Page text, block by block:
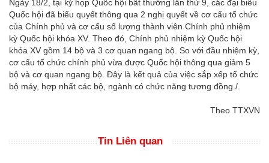
Ngày 18/2, tại kỳ họp Quốc hội bất thường lần thứ 9, các đại biểu
Quốc hội đã biểu quyết thông qua 2 nghị quyết về cơ cấu tổ chức
của Chính phủ và cơ cấu số lượng thành viên Chính phủ nhiệm
kỳ Quốc hội khóa XV. Theo đó, Chính phủ nhiệm kỳ Quốc hội
khóa XV gồm 14 bộ và 3 cơ quan ngang bộ. So với đầu nhiệm kỳ,
cơ cấu tổ chức chính phủ vừa được Quốc hội thông qua giảm 5
bộ và cơ quan ngang bộ. Đây là kết quả của việc sắp xếp tổ chức
bộ máy, hợp nhất các bộ, ngành có chức năng tương đồng./.
Theo TTXVN
Tin Liên quan